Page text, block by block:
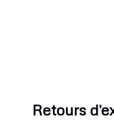
Retours